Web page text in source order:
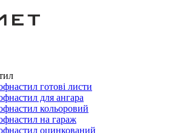
готові листи
для ангара
кольоровий
на гараж
оцинкований